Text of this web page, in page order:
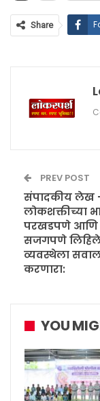
Share
PREV POST
संपादकीय लेख
लोकशक्तीच्या
परखडपणे आणि
सजगपणे
व्यवस्थेला
करणारा:
YOU